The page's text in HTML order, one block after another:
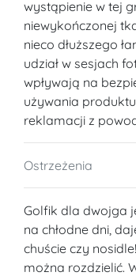
wystąpienie w tej
niewykończonej
nieco dłuższego
udział w sesjach
wpływają na
używania
reklamacji z
Ostrzeżenia
Golfik dla dwojga
na chłodne dni,
chuście czy
można rozdzielić.